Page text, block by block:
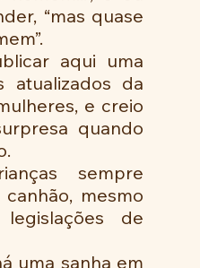
“mas quase
aqui uma
atualizados da
e creio
quando
sempre
mesmo
de
uma sanha em